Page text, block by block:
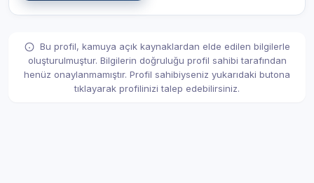
Bu profil, kamuya açık kaynaklardan elde edilen bilgilerle
oluşturulmuştur. Bilgilerin doğruluğu profil sahibi tarafından
henüz onaylanmamıştır. Profil sahibiyseniz yukarıdaki butona
tıklayarak profilinizi talep edebilirsiniz.